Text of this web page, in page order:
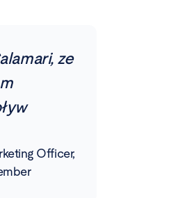
ze
Officer,